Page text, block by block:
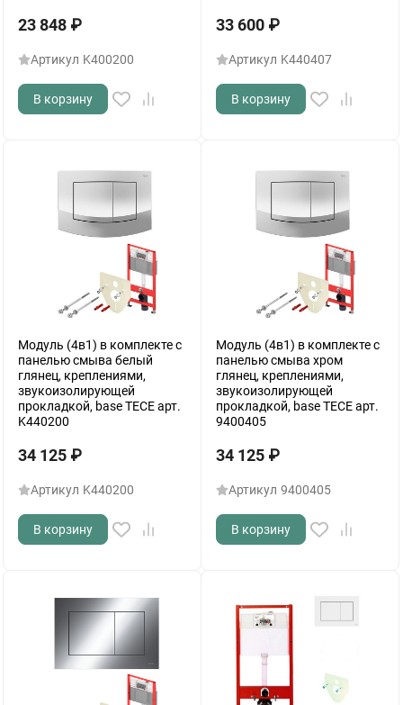
23 848 ₽
Артикул K400200
В корзину
33 600 ₽
Артикул K440407
В корзину
Модуль (4в1) в комплекте с
панелью смыва белый
глянец, креплениями,
звукоизолирующей
прокладкой, base TECE арт.
K440200
34 125 ₽
Артикул K440200
В корзину
Модуль (4в1) в комплекте с
панелью смыва хром
глянец, креплениями,
звукоизолирующей
прокладкой, base TECE арт.
9400405
34 125 ₽
Артикул 9400405
В корзину